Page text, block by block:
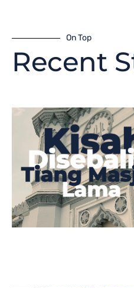
On Top
Recent